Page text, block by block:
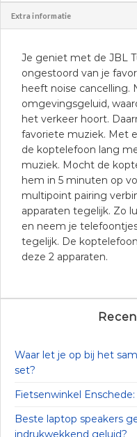
Extra informatie
Je geniet met de JBL
ongestoord van je
heeft noise cancelling.
omgevingsgeluid,
het verkeer hoort.
favoriete muziek. Met
de koptelefoon lang
muziek. Mocht de
hem in 5 minuten op
multipoint pairing
apparaten tegelijk. Zo
en neem je
tegelijk. De
deze 2 apparaten.
Waar let je op bij het
set?
Fietsenwinkel
Beste laptop speakers
indrukwekkend geluid?